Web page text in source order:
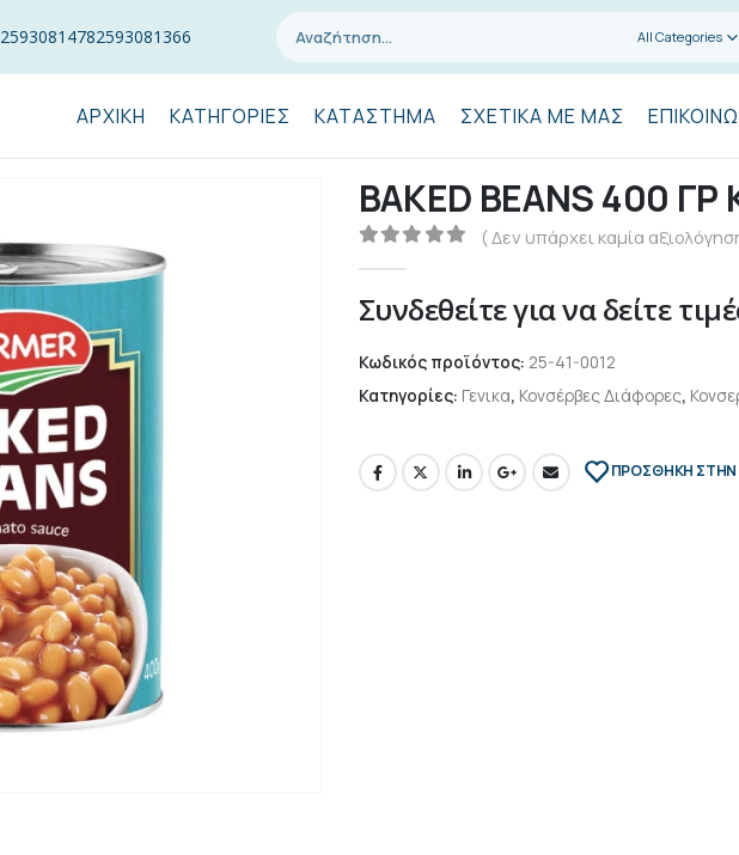
25930814782593081366 All Categories
ΑΡΧΙΚΉ ΚΑΤΗΓΟΡΊΕΣ ΚΑΤΆΣΤΗΜΑ ΣΧΕΤΙΚΆ ΜΕ ΜΑΣ
ΒΑΚΕD BEANS 400
( Δεν υπάρχει καμία
Συνδεθείτε για να δείτε
Κωδικός προϊόντος: 25-41-0012
Κατηγορίες: Γενικα, Κονσέρβες Διάφορες,
ΠΡΌΣΘΉΚΗ ΣΤΗΝ